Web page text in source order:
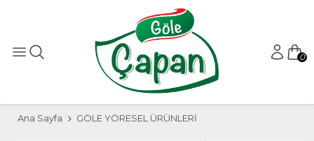
0
Ana Sayfa GÖLE YÖRESEL ÜRÜNLERİ